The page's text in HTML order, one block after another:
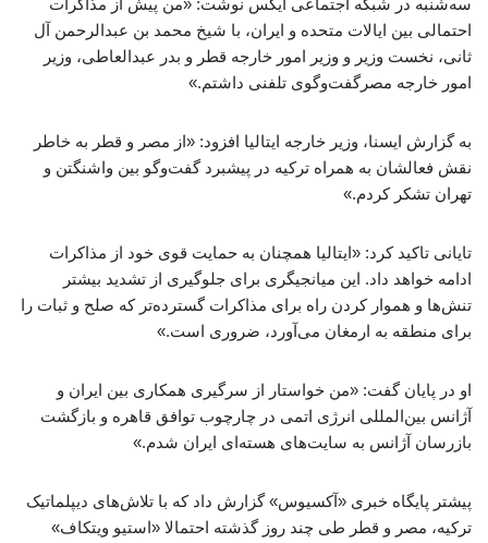
سه‌شنبه در شبکه اجتماعی ایکس نوشت: «من پیش از مذاکرات
احتمالی بین ایالات متحده و ایران، با شیخ محمد بن عبدالرحمن آل
ثانی، نخست وزیر و وزیر امور خارجه قطر و بدر عبدالعاطی، وزیر
امور خارجه مصرگفت‌وگوی تلفنی داشتم.»
به گزارش ایسنا، وزیر خارجه ایتالیا افزود: «از مصر و قطر به خاطر
نقش فعالشان به همراه ترکیه در پیشبرد گفت‌وگو بین واشنگتن و
تهران تشکر کردم.»
تایانی تاکید کرد: «ایتالیا همچنان به حمایت قوی خود از مذاکرات
ادامه خواهد داد. این میانجیگری برای جلوگیری از تشدید بیشتر
تنش‌ها و هموار کردن راه برای مذاکرات گسترده‌تر که صلح و ثبات را
برای منطقه به ارمغان می‌آورد، ضروری است.»
او در پایان گفت: «من خواستار از سرگیری همکاری بین ایران و
آژانس بین‌المللی انرژی اتمی در چارچوب توافق قاهره و بازگشت
بازرسان آژانس به سایت‌های هسته‌ای ایران شدم.»
پیشتر پایگاه خبری «آکسیوس» گزارش داد که با تلاش‌های دیپلماتیک
ترکیه، مصر و قطر طی چند روز گذشته احتمالا «استیو ویتکاف»